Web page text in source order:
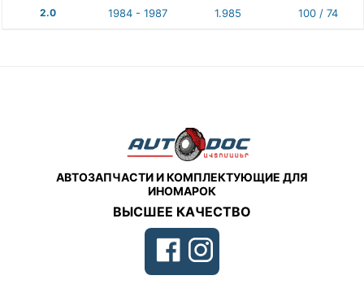
2.0 1984 - 1987 1.985 100 / 74
АВТОЗАПЧАСТИ И КОМПЛЕКТУЮЩИЕ ДЛЯ
ИНОМАРОК
ВЫСШЕЕ КАЧЕСТВО